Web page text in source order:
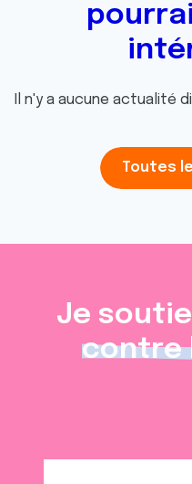
Il n'y a aucune actualité
Toutes
Je
contre